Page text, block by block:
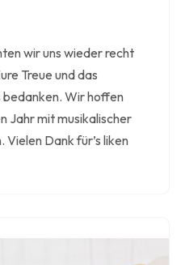
wir uns wieder recht
Treue und das
bedanken. Wir hoffen
Jahr mit musikalischer
Dank für’s liken